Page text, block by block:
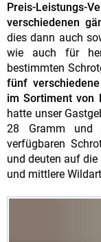
Preis-Leistungs-
verschiedenen
dies dann auch
wie auch für
bestimmten
fünf
im Sortiment von
hatte unser
28 Gramm und
verfügbaren
und deuten auf
und mittlere